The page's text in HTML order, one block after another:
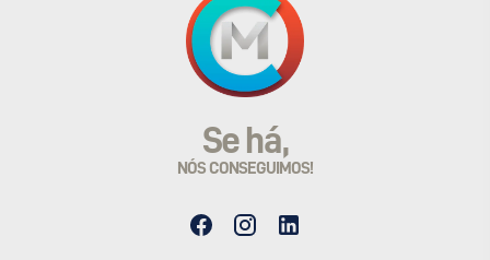
Se há,
NÓS CONSEGUIMOS!